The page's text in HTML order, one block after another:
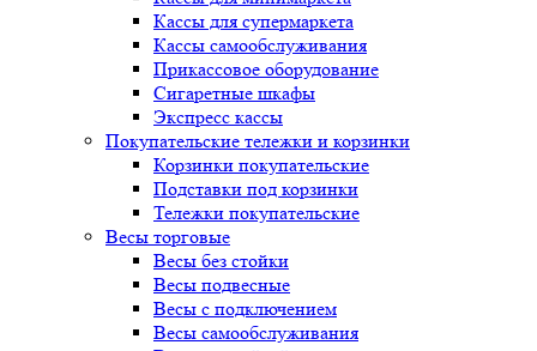
Кассы для супермаркета
Кассы самообслуживания
Прикассовое оборудование
Сигаретные шкафы
Экспресс кассы
Покупательские тележки и корзинки
Корзинки покупательские
Подставки под корзинки
Тележки покупательские
Весы торговые
Весы без стойки
Весы подвесные
Весы с подключением
Весы самообслуживания